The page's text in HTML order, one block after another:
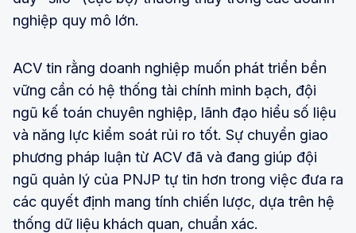
nghiệp quy mô lớn.
ACV tin rằng doanh nghiệp muốn phát triển bền
vững cần có hệ thống tài chính minh bạch, đội
ngũ kế toán chuyên nghiệp, lãnh đạo hiểu số liệu
và năng lực kiểm soát rủi ro tốt. Sự chuyển giao
phương pháp luận từ ACV đã và đang giúp đội
ngũ quản lý của PNJP tự tin hơn trong việc đưa ra
các quyết định mang tính chiến lược, dựa trên hệ
thống dữ liệu khách quan, chuẩn xác.